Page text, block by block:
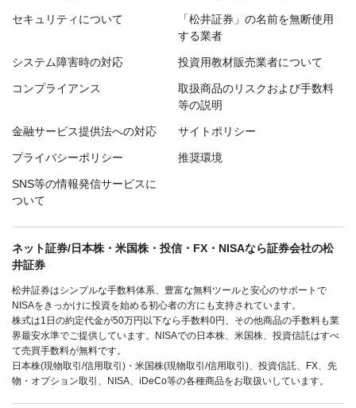
セキュリティについて
「松井証券」の名前を無断使用
する業者
システム障害時の対応 投資用教材販売業者について
コンプライアンス
取扱商品のリスクおよび手数料
等の説明
金融サービス提供法への対応 サイトポリシー
プライバシーポリシー 推奨環境
SNS等の情報発信サービスに
ついて
ネット証券/日本株・米国株・投信・FX・NISAなら証券会社の松
井証券
松井証券はシンプルな手数料体系、豊富な無料ツールと安心のサポートで
NISAをきっかけに投資を始める初心者の方にも支持されています。
株式は1日の約定代金が50万円以下なら手数料0円、その他商品の手数料も業
界最安水準でご提供しています。NISAでの日本株、米国株、投資信託はすべ
て売買手数料が無料です。
日本株(現物取引/信用取引)・米国株(現物取引/信用取引)、投資信託、FX、先
物・オプション取引、NISA、iDeCo等の各種商品をお取扱いしています。